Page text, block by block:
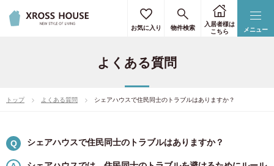
メニュー
お気に入り 物件検索
入居者様は
こちら
よくある質問
トップ よくある質問 シェアハウスで住民同士のトラブルはありますか？
Q シェアハウスで住民同士のトラブルはありますか？